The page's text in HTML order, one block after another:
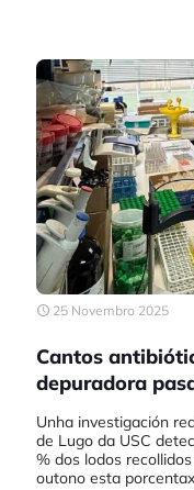
25 Novembro 2025
Cantos
depuradora
Unha investigación
de Lugo da USC
% dos lodos
outono esta